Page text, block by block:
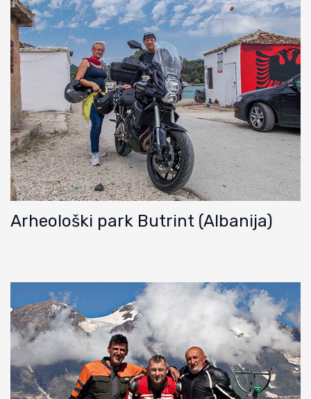
Arheološki park Butrint (Albanija)